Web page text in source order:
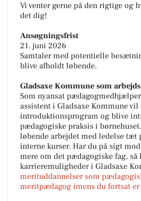
Vi venter gerne på den rigtige og
det dig!
Ansøgningsfrist
21. juni 2026
Samtaler med potentielle
blive afholdt løbende.
Gladsaxe Kommune som
Som nyansat
assistent i Gladsaxe Kommune vil
introduktionsprogram og blive
pædagogiske praksis i
løbende arbejdet med ledelse tæt
interne kurser. Har du på sigt
mere om det pædagogiske fag, så
karrieremuligheder i Gladsaxe
merituddannelser som
meritpædagog imens du fortsat er